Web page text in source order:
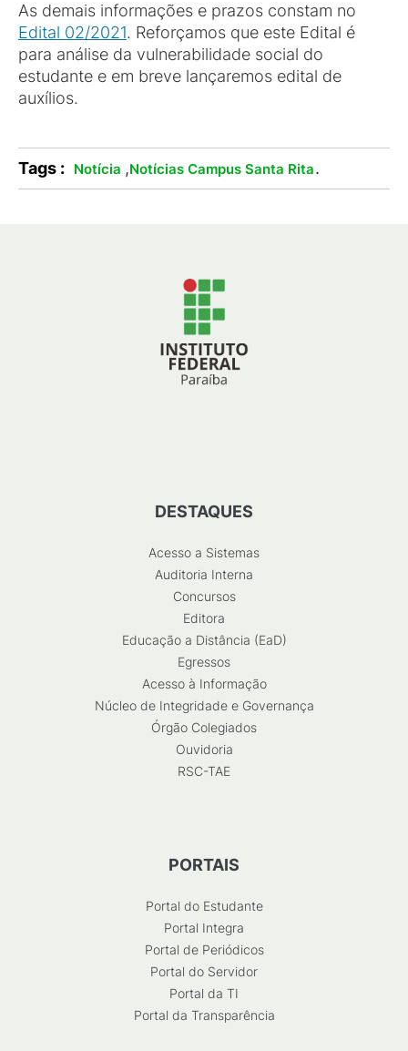
As demais informações e prazos constam no
Edital 02/2021. Reforçamos que este Edital é
para análise da vulnerabilidade social do
estudante e em breve lançaremos edital de
auxílios.
Tags : Notícia ,Notícias Campus Santa Rita.
DESTAQUES
Acesso a Sistemas
Auditoria Interna
Concursos
Editora
Educação a Distância (EaD)
Egressos
Acesso à Informação
Núcleo de Integridade e Governança
Órgão Colegiados
Ouvidoria
RSC-TAE
PORTAIS
Portal do Estudante
Portal Integra
Portal de Periódicos
Portal do Servidor
Portal da TI
Portal da Transparência